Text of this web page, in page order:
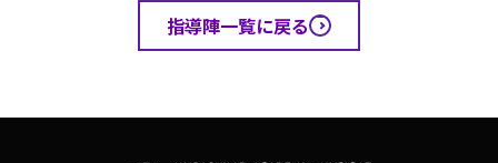
指導陣一覧に戻る